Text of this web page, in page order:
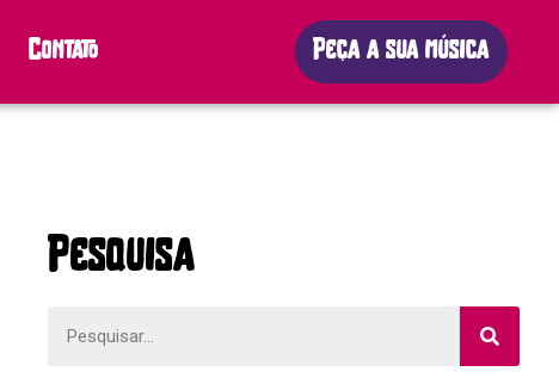
Contato Peça a sua música
Pesquisa